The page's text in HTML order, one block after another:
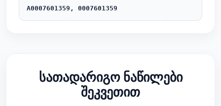
A0007601359, 0007601359
სათადარიგო ნაწილები
შეკვეთით